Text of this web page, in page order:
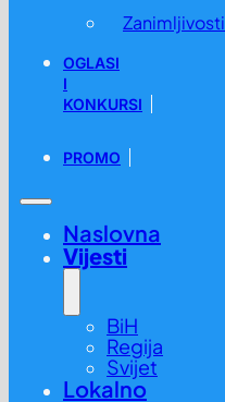
Zanimljivosti
OGLASI
I
KONKURSI
PROMO
Naslovna
Vijesti
BiH
Regija
Svijet
Lokalno